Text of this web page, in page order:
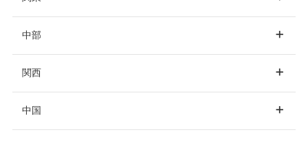
北海道 札幌
青森 青森市
東京 銀座 新宿
渋谷 池袋 品川
表参道 上野 六本木
中部
愛知 名古屋
関西
大阪 大阪市 梅田
中国